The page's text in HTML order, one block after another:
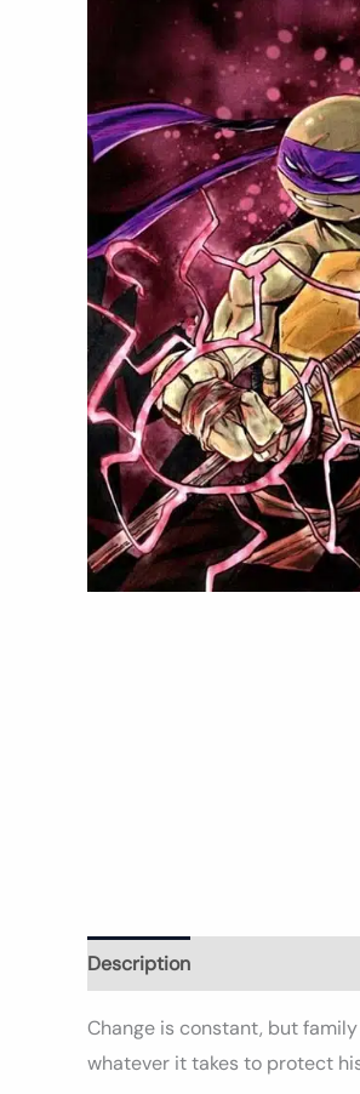
Description
Change is constant, but
whatever it takes to protect